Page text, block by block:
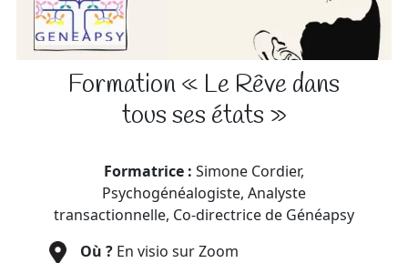
Formation « Le Rêve dans
tous ses états »
Formatrice : Simone Cordier,
Psychogénéalogiste, Analyste
transactionnelle, Co-directrice de Généapsy
Où ?En visio sur Zoom